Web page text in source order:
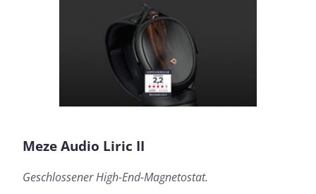
Meze Audio Liric II
Geschlossener High-End-Magnetostat.